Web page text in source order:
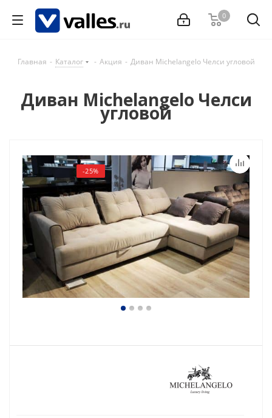
0
Главная - Каталог - Акция - Диван Michelangelo Челси угловой
Диван Michelangelo Челси
угловой
-25%